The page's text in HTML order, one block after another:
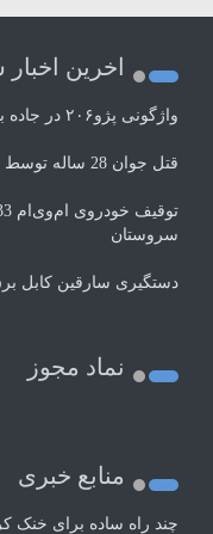
اخرین
واژگونی پژو۲۰۶ در جاده بابامیدان- نورآباد با ۳ مصدوم
قتل جوان 28 ساله توسط قاتل 15 ساله در کازرون
سروستان
دستگیری سارقین کابل
نماد مجوز
منابع خبری
چند راه‌ ساده برای خنک